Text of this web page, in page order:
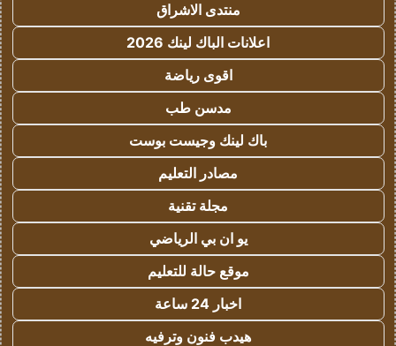
منتدى الاشراق
اعلانات الباك لينك 2026
اقوى رياضة
مدسن طب
باك لينك وجيست بوست
مصادر التعليم
مجلة تقنية
يو ان بي الرياضي
موقع حالة للتعليم
اخبار 24 ساعة
هيدب فنون وترفيه